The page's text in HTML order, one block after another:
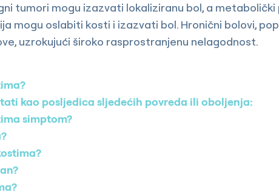
tumori mogu izazvati lokaliziranu bol, a
mogu oslabiti kosti i izazvati bol. Hronični bolovi,
uzrokujući široko rasprostranjenu nelagodnost.
kao posljedica sljedećih povreda ili oboljenja:
simptom?